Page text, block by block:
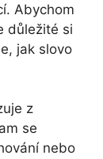
Abychom
důležité si
jak slovo
z
se
nebo